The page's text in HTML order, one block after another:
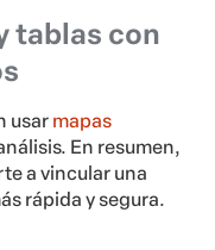
tablas con
usar mapas
En resumen,
a vincular una
rápida y segura.